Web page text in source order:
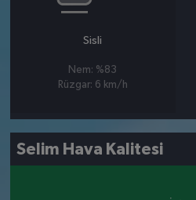
Sisli
Nem: %83
Rüzgar: 6 km/h
Selim Hava Kalitesi